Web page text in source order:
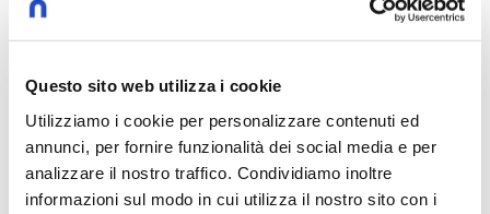
Questo sito web utilizza i cookie
Utilizziamo i cookie per personalizzare contenuti ed
annunci, per fornire funzionalità dei social media e per
analizzare il nostro traffico. Condividiamo inoltre
informazioni sul modo in cui utilizza il nostro sito con i
06/10/2025
Play now